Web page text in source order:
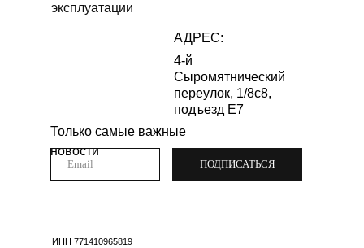
Только самые важные
новости
ПОДПИСАТЬСЯ
4-й
Сыромятнический
переулок, 1/8с8,
подъезд Е7
АДРЕС:
ИНН 771410965819
эксплуатации